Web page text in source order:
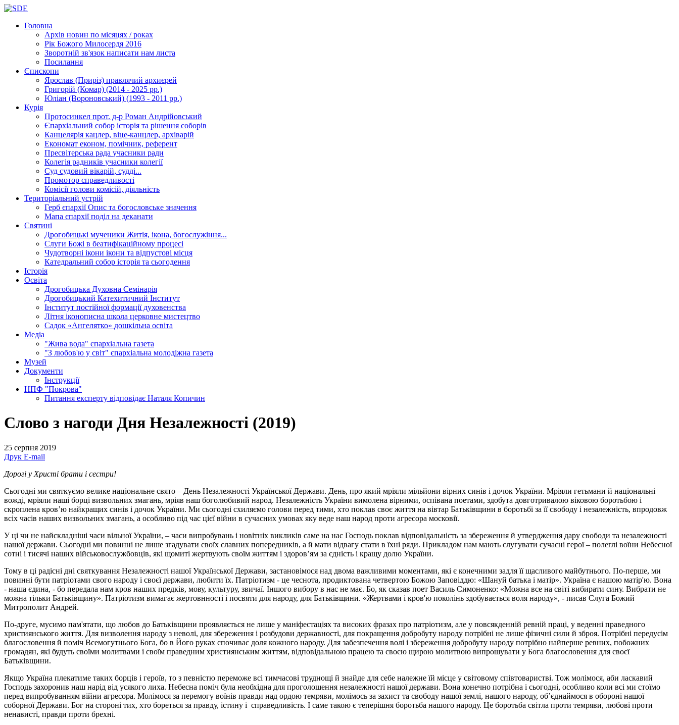
Головна
Архів новин по місяцях / роках
Рік Божого Милосердя 2016
Зворотній зв'язок написати нам листа
Посилання
Єпископи
Ярослав (Приріз) правлячий архиєрей
Григорій (Комар) (2014 - 2025 рр.)
Юліан (Вороновський) (1993 - 2011 рр.)
Курія
Протосинкел прот. д-р Роман Андрійовський
Єпархіальний собор історія та рішення соборів
Канцелярія кацлер, віце-канцлер, архіварій
Економат економ, помічник, референт
Пресвітерська рада учасники ради
Колегія радників учасники колегії
Суд судовий вікарій, судді...
Промотор справедливості
Комісіїголови комісій, діяльність
Територіальний устрій
Герб єпархіїОпис та богословське значення
Мапа єпархіїподіл на деканати
Святині
Дрогобицькі мученики Житія, ікона, богослужіння...
Слуги Божі в беатифікаційному процесі
Чудотворні ікони ікони та відпустові місця
Катедральний собор історія та сьогодення
Історія
Освіта
Дрогобицька Духовна Семінарія
Дрогобицький Катехитичний Інститут
Інститут постійної формації духовенства
Літня іконописна школа церковне мистецтво
Садок «Ангелятко» дошкільна освіта
Медіа
"Жива вода" єпархіальна газета
"З любов'ю у світ" єпархіальна молодіжна газета
Музей
Документи
Інструкції
НПФ "Покрова"
Питання експерту відповідає Наталя Копичин
Слово з нагоди Дня Незалежності (2019)
25 серпня 2019
Друк E-mail
Дорогі у Христі брати і сестри!
Сьогодні ми святкуємо велике національне свято – День Незалежності Української Держави. День, про який мріяли мільйони вірних синів і дочок України. Мріяли гетьмани й національні
вожді, мріяли наші борці визвольних змагань, мріяв наш боголюбивий народ. Незалежність України вимолена вірними, оспівана поетами, здобута довготривалою віковою боротьбою і
скроплена кров’ю найкращих синів і дочок України. Ми сьогодні схиляємо голови перед тими, хто поклав своє життя на вівтар Батьківщини в боротьбі за її свободу і незалежність, впродовж
всіх часів наших визвольних змагань, а особливо під час цієї війни в сучасних умовах яку веде наш народ проти агресора московії.
У ці чи не найскладніші часи вільної України, – часи випробувань і новітніх викликів саме на нас Господь поклав відповідальність за збереження й утвердження дару свободи та незалежності
нашої держави. Сьогодні ми повинні не лише згадувати своїх славних попередників, а й мати відвагу стати в їхні ряди. Прикладом нам мають слугувати сучасні герої – полеглі воїни Небесної
сотні і тисячі наших військовослужбовців, які щомиті жертвують своїм життям і здоров’ям за єдність і кращу долю України.
Тому в ці радісні дні святкування Незалежності нашої Української Держави, застановімося над двома важливими моментами, які є конечними задля її щасливого майбутнього. По-перше, ми
повинні бути патріотами свого народу і своєї держави, любити їх. Патріотизм - це чеснота, продиктована четвертою Божою Заповіддю: «Шануй батька і матір». Україна є нашою матір'ю. Вона
- наша єдина, - бо передала нам кров наших предків, мову, культуру, звичаї. Іншого вибору в нас не має. Бо, як сказав поет Василь Симоненко: «Можна все на світі вибирати сину. Вибрати не
можна тільки Батьківщину». Патріотизм вимагає жертовнності і посвяти для народу, для Батьківщини. «Жертвами і кров'ю поколінь здобувається воля народу», - писав Слуга Божий
Митрополит Андрей.
По-друге, мусимо пам'ятати, що любов до Батьківщини проявляється не лише у маніфестаціях та високих фразах про патріотизм, але у повсякденній ревній праці, у веденні праведного
християнського життя. Для визволення народу з неволі, для збереження і розбудови державності, для покращення добробуту народу потрібні не лише фізичні сили й зброя. Потрібні передусім
благословення й поміч Всемогутнього Бога, бо в Його руках спочиває доля кожного народу. Для забезпечення волі і збереження добробуту народу потрібно найперше ревних, побожних
громадян, які будуть своїми молитвами і своїм праведним християнським життям, відповідальною працею та своєю щирою молитвою випрошувати у Бога благословення для своєї
Батьківщини.
Якщо Україна плекатиме таких борців і героїв, то з певністю переможе всі тимчасові труднощі й знайде для себе належне їй місце у світовому співтоваристві. Тож молімося, аби ласкавий
Господь захоронив наш нарід від усякого лиха. Небесна поміч була необхідна для проголошення незалежності нашої держави. Вона конечно потрібна і сьогодні, особливо коли всі ми стоїмо
перед випробуванням війни агресора. Молімося за перемогу воїнів правди над ордою темряви, молімось за захист та свободу нашої землі, нашого народу, об’єднаймося в обороні нашої
соборної Держави. Бог на стороні тих, хто бореться за правду, істину і справедливість. І саме такою є теперішня боротьба нашого народу. Це боротьба світла проти темряви, любові проти
ненависті, правди проти брехні.